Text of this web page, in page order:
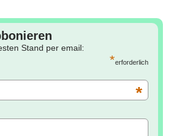
Stand per email:
*erforderlich
*